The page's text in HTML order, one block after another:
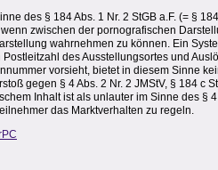
des § 184 Abs. 1 Nr. 2 StGB a.F. (= §
zwischen der pornografischen
wahrnehmen zu können. Ein
des Ausstellungsortes und
vorsieht, bietet in diesem Sinne
gegen § 4 Abs. 2 Nr. 2 JMStV, § 184 c
Inhalt ist als unlauter im Sinne des
das Marktverhalten zu regeln.